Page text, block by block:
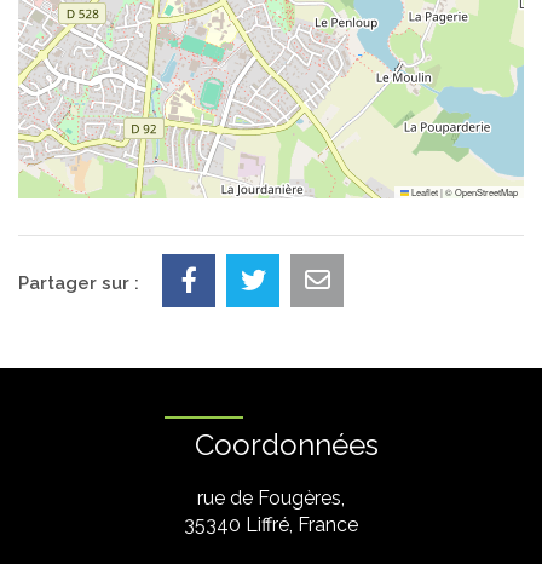
Leaflet|©OpenStreetMap
Partager sur :
Coordonnées
rue de Fougères,
35340 Liffré, France